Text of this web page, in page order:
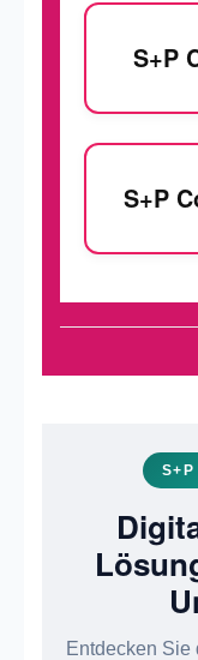
S+P
S+P
S+P
Entdecken Sie